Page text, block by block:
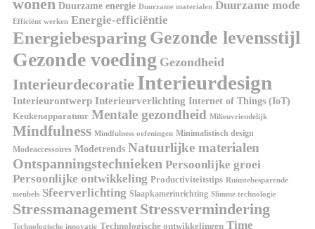
wonen Duurzame energie Duurzame materialen Duurzame mode
Efficiënt werken Energie-efficiëntie
Energiebesparing Gezonde levensstijl
Gezonde voeding Gezondheid
Interieurdecoratie Interieurdesign
Interieurontwerp Interieurverlichting Internet of Things (IoT)
Keukenapparatuur Mentale gezondheid Milieuvriendelijk
Mindfulness Mindfulness oefeningen Minimalistisch design
Modeaccessoires Modetrends Natuurlijke materialen
Ontspanningstechnieken Persoonlijke groei
Persoonlijke ontwikkeling Productiviteitstips Ruimtebesparende
meubels Sfeerverlichting Slaapkamerinrichting Slimme technologie
Stressmanagement Stressvermindering
Technologische innovatie Technologische ontwikkelingen Time